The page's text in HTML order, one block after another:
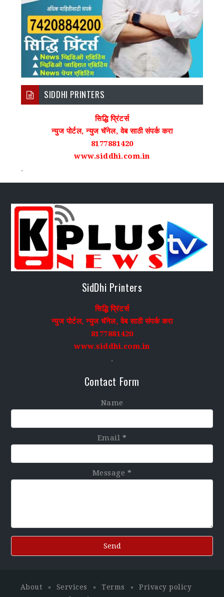
SIDDHI PRINTERS
सिद्धि प्रिंटर्स
न्युज पोर्टल, न्युज चॅनेल, वेब साठी संपर्क करा
8177881420
www.siddhi.com.in
.
SidDhi Printers
सिद्धि प्रिंटर्स
न्युज पोर्टल, न्युज चॅनेल, वेब साठी संपर्क करा
8177881420
www.siddhi.com.in
.
Contact Form
Name
Email *
Message *
About Services Terms
Privacy policy